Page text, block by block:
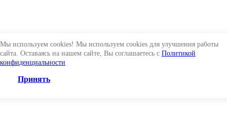
Мы используем cookies! Мы используем cookies для улучшения работы
сайта. Оставаясь на нашем сайте, Вы соглашаетесь с Политикой
конфиденциальности
Принять